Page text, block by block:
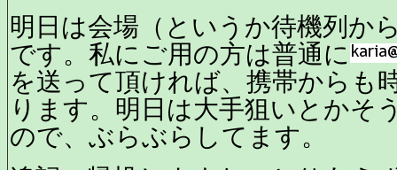
明日は会場（というか待機列か
です。私にご用の方は普通に
を送って頂ければ、携帯からも
ります。明日は大手狙いとかそ
ので、ぶらぶらしてます。